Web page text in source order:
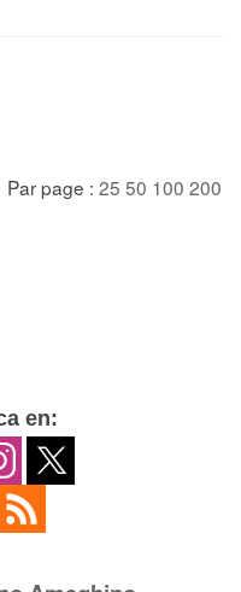
Par page : 25 50 100 200
en: